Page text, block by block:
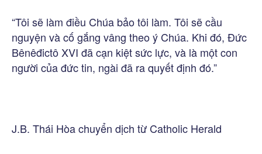
“Tôi sẽ làm điều Chúa bảo tôi làm. Tôi sẽ cầu
nguyện và cố gắng vâng theo ý Chúa. Khi đó, Đức
Bênêđictô XVI đã cạn kiệt sức lực, và là một con
người của đức tin, ngài đã ra quyết định đó.”
J.B. Thái Hòa chuyển dịch từ Catholic Herald